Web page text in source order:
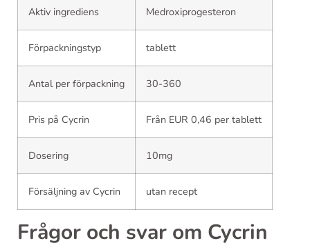
Aktiv ingrediens Medroxiprogesteron
Förpackningstyp tablett
Antal per förpackning 30-360
Pris på Cycrin Från EUR 0,46 per tablett
Dosering 10mg
Försäljning av Cycrin utan recept
Frågor och svar om Cycrin